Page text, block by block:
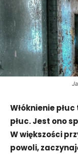
Włóknienie
płuc. Jest ono
W większości
powoli,